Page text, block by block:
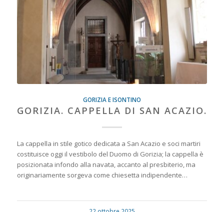
GORIZIA E ISONTINO
GORIZIA. CAPPELLA DI SAN ACAZIO.
La cappella in stile gotico dedicata a San Acazio e soci martiri
costituisce oggi il vestibolo del Duomo di Gorizia; la cappella è
posizionata infondo alla navata, accanto al presbiterio, ma
originariamente sorgeva come chiesetta indipendente…